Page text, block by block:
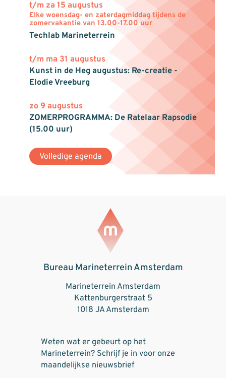
t/m za 15 augustus
Elke woensdag- en zaterdagmiddag tijdens de
zomervakantie van 13.00-17.00 uur
Techlab Marineterrein
t/m ma 31 augustus
Kunst in de Heg augustus: Re-creatie -
Elodie Vreeburg
zo 9 augustus
ZOMERPROGRAMMA: De Ratelaar Rapsodie
(15.00 uur)
Volledige agenda
Bureau Marineterrein Amsterdam
Marineterrein Amsterdam
Kattenburgerstraat 5
1018 JA Amsterdam
Weten wat er gebeurt op het
Marineterrein? Schrijf je in voor onze
maandelijkse nieuwsbrief